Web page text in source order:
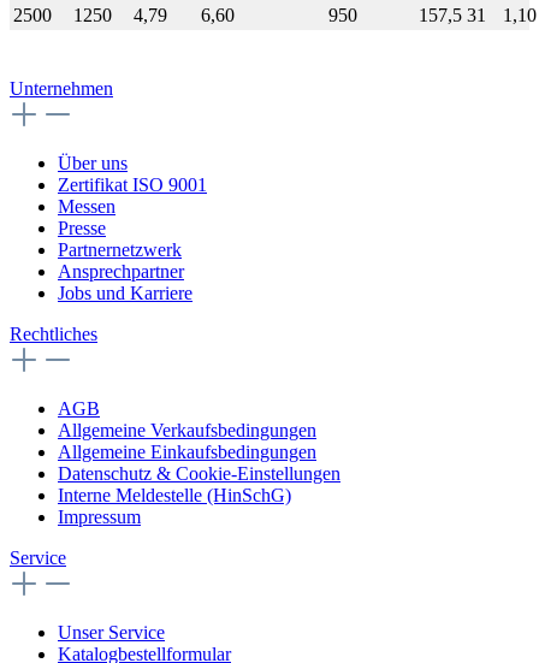
2500
1250 4,79 6,60 950 157,5 31 1,10
Unternehmen
Über uns
Zertifikat ISO 9001
Messen
Presse
Partnernetzwerk
Ansprechpartner
Jobs und Karriere
Rechtliches
AGB
Allgemeine Verkaufsbedingungen
Allgemeine Einkaufsbedingungen
Datenschutz & Cookie-Einstellungen
Interne Meldestelle (HinSchG)
Impressum
Service
Unser Service
Katalogbestellformular